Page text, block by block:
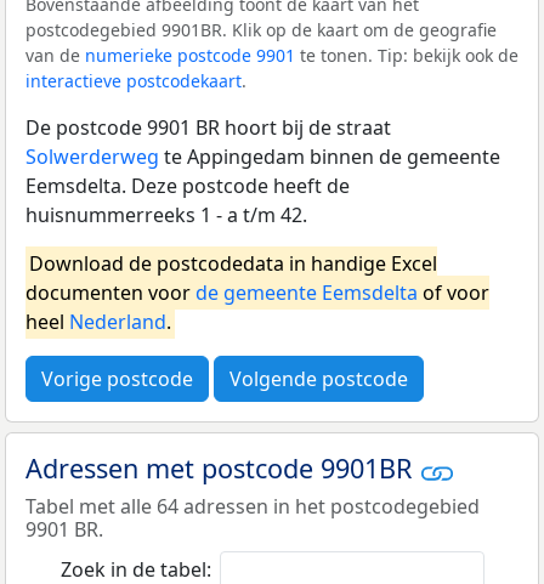
Bovenstaande afbeelding toont de kaart van het
postcodegebied 9901BR. Klik op de kaart om de geografie
van de numerieke postcode 9901 te tonen. Tip: bekijk ook de
interactieve postcodekaart.
De postcode 9901 BR hoort bij de straat
Solwerderweg te Appingedam binnen de gemeente
Eemsdelta. Deze postcode heeft de
huisnummerreeks 1 - a t/m 42.
Download de postcodedata in handige Excel
documenten voorde gemeente Eemsdelta of voor
heel Nederland.
Vorige postcode Volgende postcode
Adressen met postcode 9901BR
Tabel met alle 64 adressen in het postcodegebied
9901 BR.
Zoek in de tabel: